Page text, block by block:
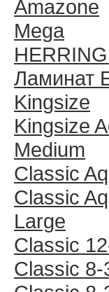
Amazone
Mega
Ламинат
Kingsize
Kingsize
Medium
Classic
Classic
Large
Classic
Classic 8-